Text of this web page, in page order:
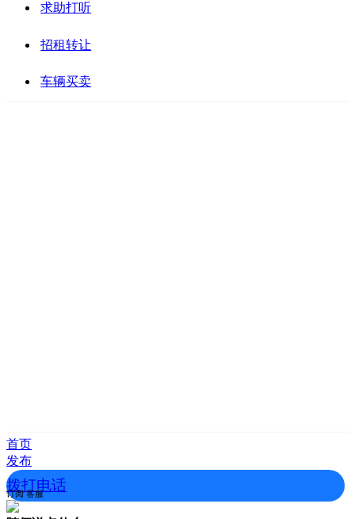
求助打听
招租转让
车辆买卖
首页
发布
拨打电话
订阅 客服